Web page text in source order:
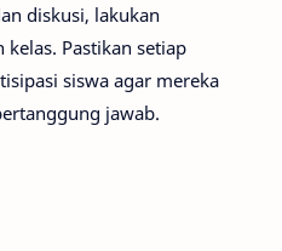
diskusi, lakukan
kelas. Pastikan setiap
siswa agar mereka
jawab.